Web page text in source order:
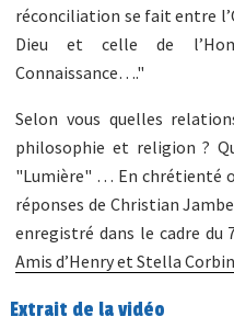
réconciliation se fait entre
Dieu et celle de
Connaissance…."
Selon vous quelles
philosophie et religion ?
"Lumière" … En chrétienté
réponses de Christian
enregistré dans le cadre du
Amis d’Henry et Stella
Extrait de la vidéo